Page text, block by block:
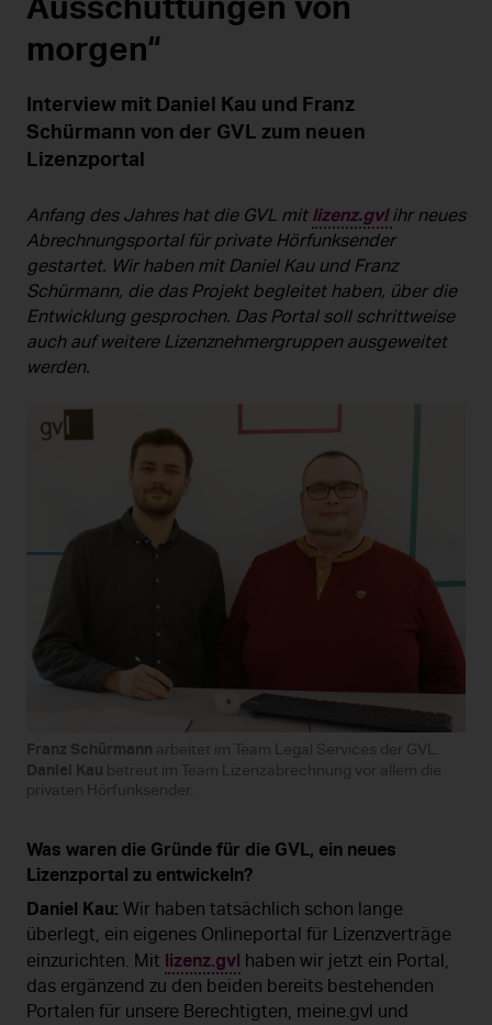
morgen“
Interview mit Daniel Kau und Franz
Schürmann von der GVL zum neuen
Lizenzportal
Anfang des Jahres hat die GVL mit lizenz.gvlihr neues
Abrechnungsportal für private Hörfunksender
gestartet. Wir haben mit Daniel Kau und Franz
Schürmann, die das Projekt begleitet haben, über die
Entwicklung gesprochen. Das Portal soll schrittweise
auch auf weitere Lizenznehmergruppen ausgeweitet
werden.
Franz Schürmann arbeitet im Team Legal Services der GVL.
Daniel Kau betreut im Team Lizenzabrechnung vor allem die
privaten Hörfunksender.
Was waren die Gründe für die GVL, ein neues
Lizenzportal zu entwickeln?
Daniel Kau: Wir haben tatsächlich schon lange
überlegt, ein eigenes Onlineportal für Lizenzverträge
einzurichten. Mit lizenz.gvl haben wir jetzt ein Portal,
das ergänzend zu den beiden bereits bestehenden
Portalen für unsere Berechtigten, meine.gvl und